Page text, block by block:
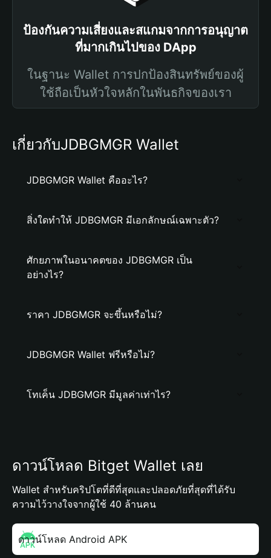
ป้องกันความเสี่ยงและสแกมจากการอนุญาต
ที่มากเกินไปของ DApp
ในฐานะ Wallet การปกป้องสินทรัพย์ของผู้
ใช้ถือเป็นหัวใจหลักในพันธกิจของเรา
เกี่ยวกับJDBGMGR Wallet
JDBGMGR Wallet คืออะไร?
สิ่งใดทำให้ JDBGMGR มีเอกลักษณ์เฉพาะตัว?
ศักยภาพในอนาคตของ JDBGMGR เป็น
อย่างไร?
ราคา JDBGMGR จะขึ้นหรือไม่?
JDBGMGR Wallet ฟรีหรือไม่?
โทเค็น JDBGMGR มีมูลค่าเท่าไร?
ดาวน์โหลด Bitget Wallet เลย
Wallet สำหรับคริปโตที่ดีที่สุดและปลอดภัยที่สุดที่ได้รับ
ความไว้วางใจจากผู้ใช้ 40 ล้านคน
ดาวน์โหลด Android APK